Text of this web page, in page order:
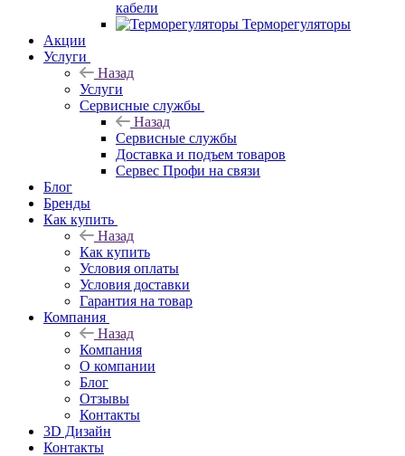
маты
Акции
Услуги
Назад
Услуги
Сервисные службы
Назад
Блог
Бренды
Как купить
Назад
Как купить
Условия оплаты
Условия доставки
Гарантия на товар
Компания
Назад
Компания
О компании
Блог
Отзывы